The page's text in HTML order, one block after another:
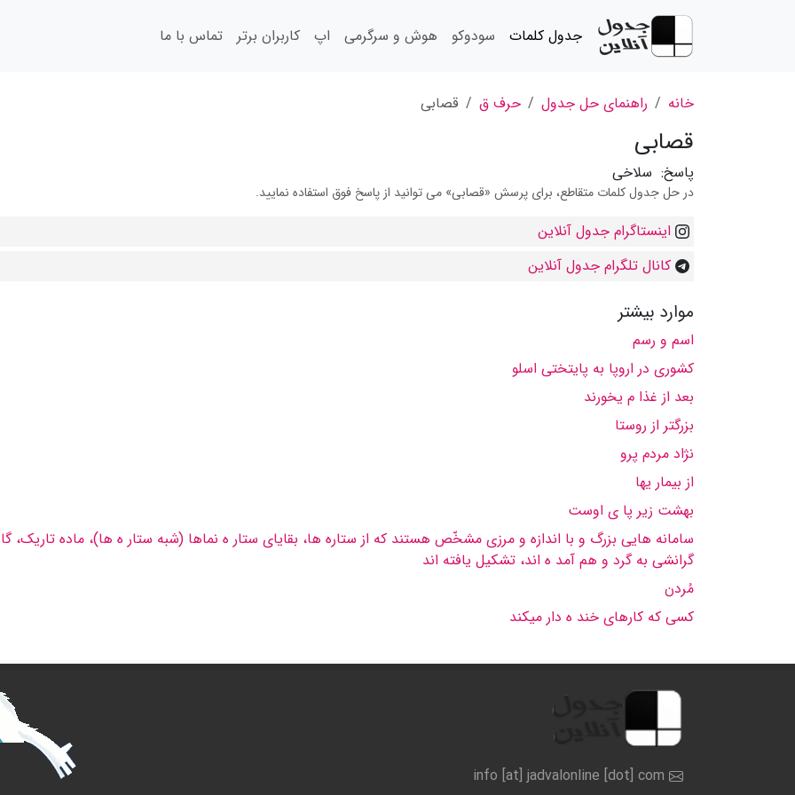
جدول کلمات سودوکو هوش و سرگرمی اپ کاربران برتر تماس با ما
خانه راهنمای حل جدول حرف ق قصابى
قصابى
پاسخ: سلاخی
در حل جدول کلمات متقاطع، برای پرسش «قصابى» می توانید از پاسخ فوق استفاده نمایید.
اینستاگرام جدول آنلاین
کانال تلگرام جدول آنلاین
موارد بیشتر
اسم و رسم
کشوری در اروپا به پایتختی اسلو
بعد از غذا م یخورند
بزرگتر از روستا
نژاد مردم پرو
از بیمار یها
بهشت زیر پا ی اوست
سامانه هایی بزرگ و با اندازه و مرزی مشخّص هستند که از ستاره ها، بقایای ستار ه نماها (شبه ستار ه ها)، ماده تاریک،
گرانشی به گرد و هم آمد ه اند، تشکیل یافته اند
مُردن
کسی که کارهای خند ه دار میکند
info [at] jadvalonline [dot] com